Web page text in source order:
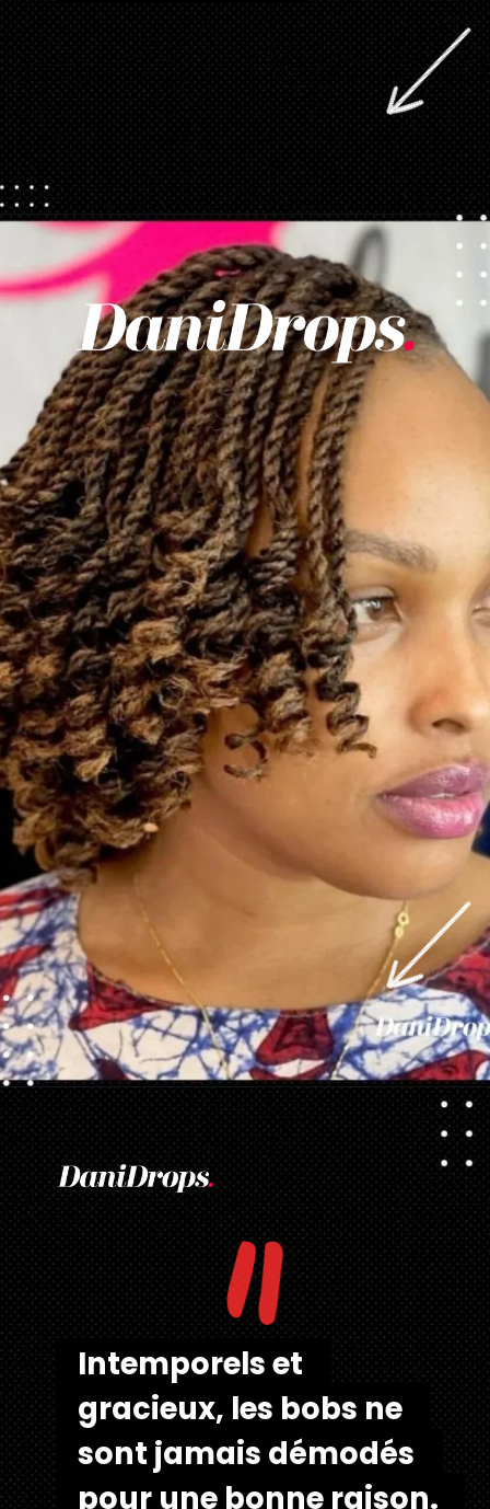
Ouverture https://danidrops.com.br/fr/tendance-coupe-pour-les-cheveux-boucles-feminins/
Ouverture
"
Intemporels et
gracieux, les bobs ne
sont jamais démodés
pour une bonne raison.
Intemporels et
gracieux, les bobs ne
sont jamais démodés
pour une bonne raison.